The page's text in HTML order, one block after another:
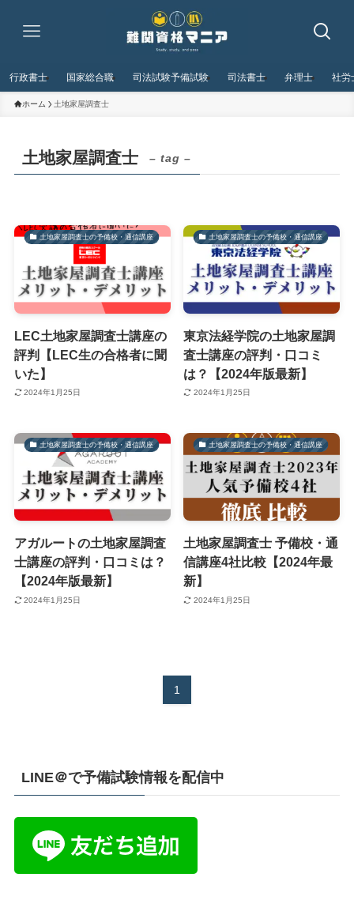
行政書士 国家総合職 司法試験予備試験 司法書士 弁理士 社労
ホーム 土地家屋調査士
土地家屋調査士 – tag –
土地家屋調査士の予備校・通信講座
LEC土地家屋調査士講座の
評判【LEC生の合格者に聞
いた】
2024年1月25日
土地家屋調査士の予備校・通信講座
東京法経学院の土地家屋調
査士講座の評判・口コミ
は？【2024年版最新】
2024年1月25日
土地家屋調査士の予備校・通信講座
アガルートの土地家屋調査
士講座の評判・口コミは？
【2024年版最新】
2024年1月25日
土地家屋調査士の予備校・通信講座
土地家屋調査士 予備校・通
信講座4社比較【2024年最
新】
2024年1月25日
1
LINE＠で予備試験情報を配信中